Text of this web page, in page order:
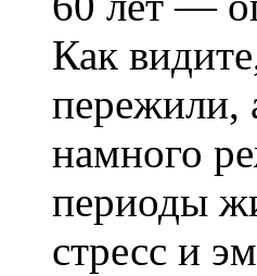
Как
пережили,
намного
периоды
стресс и